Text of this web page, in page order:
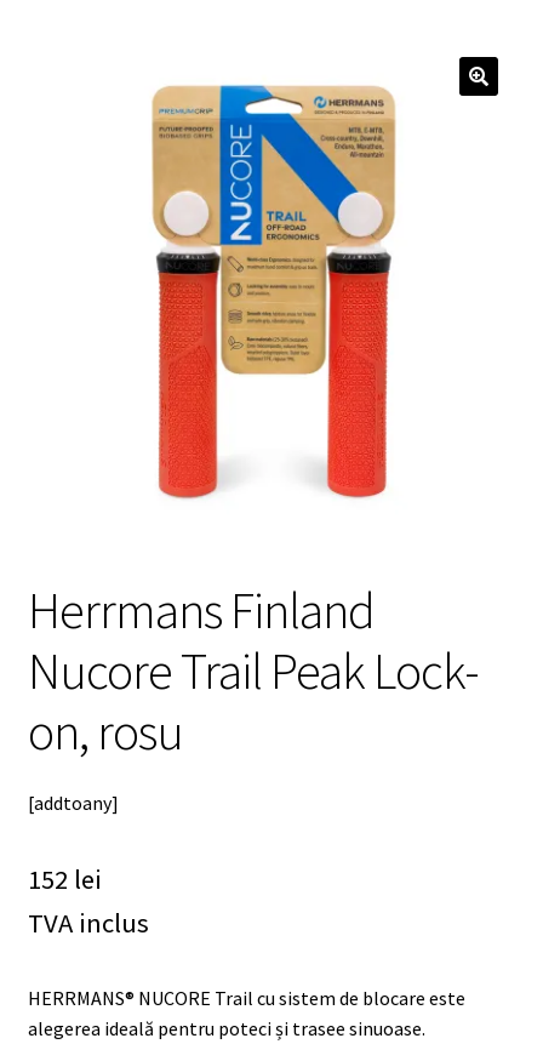
copil
Extinde
meniul
MANSOANE
ANVELOPE
MENTENANTA
ALTE CATEGORII
Herrmans Finland
Nucore Trail Peak Lock-
on, rosu
[addtoany]
152 lei
TVA inclus
HERRMANS® NUCORE Trail cu sistem de blocare este
alegerea ideală pentru poteci și trasee sinuoase.